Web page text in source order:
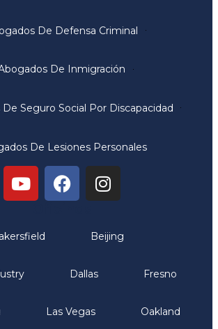
De Defensa Criminal
De Inmigración
Seguro Social Por Discapacidad
De Lesiones Personales
Beijing
Dallas Fresno
Las Vegas Oakland